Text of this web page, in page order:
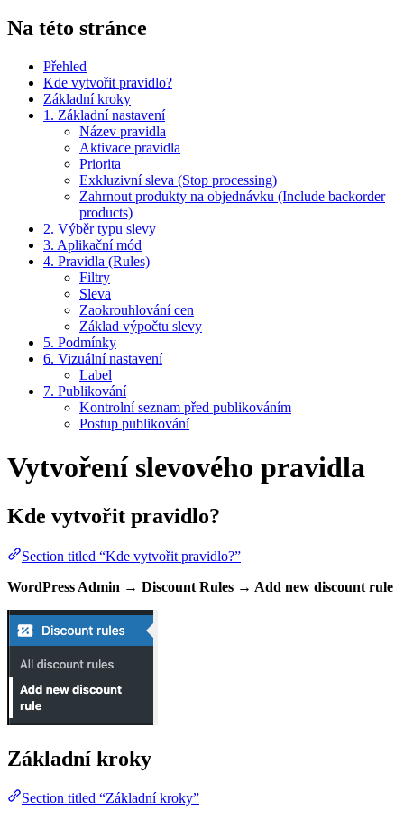
Na této stránce
Přehled
Kde vytvořit pravidlo?
Základní kroky
1. Základní nastavení
Název pravidla
Aktivace pravidla
Priorita
Exkluzivní sleva (Stop processing)
Zahrnout produkty na objednávku (Include backorder
products)
2. Výběr typu slevy
3. Aplikační mód
4. Pravidla (Rules)
Filtry
Sleva
Zaokrouhlování cen
Základ výpočtu slevy
5. Podmínky
6. Vizuální nastavení
Label
7. Publikování
Kontrolní seznam před publikováním
Postup publikování
Vytvoření slevového pravidla
Kde vytvořit pravidlo?
Section titled “Kde vytvořit pravidlo?”
WordPress Admin → Discount Rules → Add new discount rule
Základní kroky
Section titled “Základní kroky”